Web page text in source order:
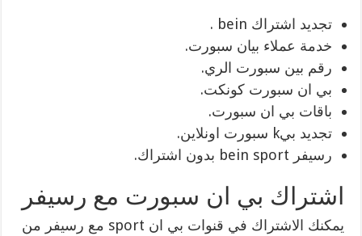
تجديد اشتراك bein .
خدمة عملاء بيان سبورت.
رقم بين سبورت الري.
بي ان سبورت كونكت.
باقات بي ان سبورت.
تجديد بيk سبورت اونلاين.
رسيفر bein sport بدون اشتراك.
اشتراك بي ان سبورت مع رسيفر
يمكنك الاشتراك في قنوات بي ان sport مع رسيفر من